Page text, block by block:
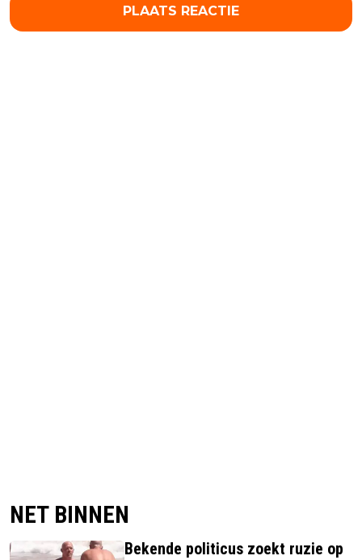
PLAATS REACTIE
NET BINNEN
Bekende politicus zoekt ruzie op